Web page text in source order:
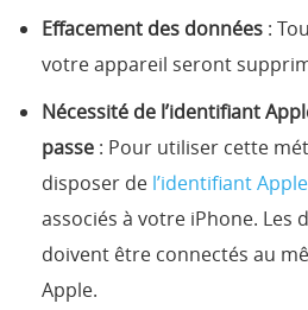
Effacement des données :
votre appareil seront
Nécessité de l’identifiant
passe : Pour utiliser cette
disposer de l’identifiant Apple
associés à votre iPhone. Les
doivent être connectés au
Apple.